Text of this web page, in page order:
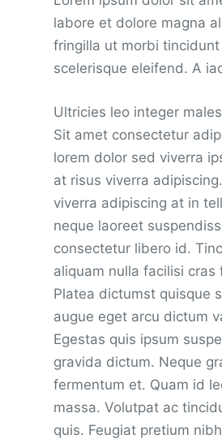
labore et dolore magna
fringilla ut morbi
scelerisque eleifend. A
Ultricies leo integer
Sit amet consectetur
lorem dolor sed viverra
at risus viverra
viverra adipiscing at in
neque laoreet
consectetur libero id.
aliquam nulla facilisi cras
Platea dictumst quisque
augue eget arcu dictum
Egestas quis ipsum
gravida dictum. Neque
fermentum et. Quam id
massa. Volutpat ac
quis. Feugiat pretium